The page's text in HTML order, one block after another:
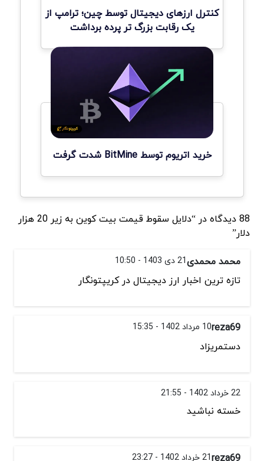
کنترل ارزهای دیجیتال توسط چین؛ ترامپ از
یک رقابت بزرگ تر پرده برداشت
خرید اتریوم توسط BitMine شدت گرفت
88 دیدگاه در “دلایل سقوط قیمت بیت کوین به زیر 20 هزار
دلار”
محمد محمدی21 دی 1403 - 10:50
تازه ترین اخبار ارز دیجیتال در کریپتونگار
reza6910 مرداد 1402 - 15:35
دستمریزاد
22 خرداد 1402 - 21:55
خسته نباشید
21 خرداد 1402 - 23:27